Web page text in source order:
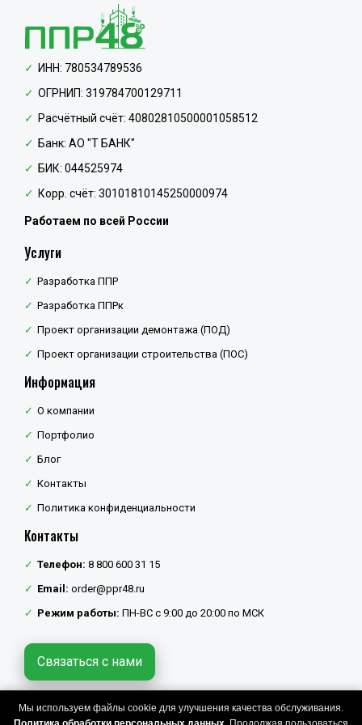
ИНН: 780534789536
ОГРНИП: 319784700129711
Расчётный счёт: 40802810500001058512
Банк: АО "Т БАНК"
БИК: 044525974
Корр. счёт: 30101810145250000974
Работаем по всей России
Услуги
Разработка ППР
Разработка ППРк
Проект организации демонтажа (ПОД)
Проект организации строительства (ПОС)
Информация
О компании
Портфолио
Блог
Контакты
Политика конфиденциальности
Контакты
Телефон: 8 800 600 31 15
Email: order@ppr48.ru
Режим работы: ПН-ВС с 9:00 до 20:00 по МСК
Связаться с нами
Политика конфиденциальности
Мы используем файлы cookie для улучшения качества обслуживания.